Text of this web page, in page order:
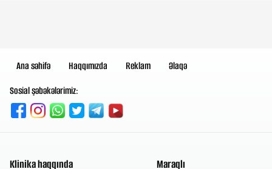
Ana səhifə Haqqımızda Reklam
Əlaqə
Sosial şəbəkələrimiz:
Klinika haqqında Maraqlı